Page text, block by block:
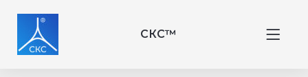
СКС™